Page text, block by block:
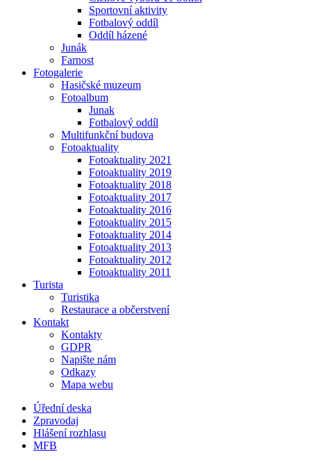
Sportovní aktivity
Fotbalový oddíl
Oddíl házené
Junák
Farnost
Fotogalerie
Hasičské muzeum
Fotoalbum
Junak
Fotbalový oddíl
Multifunkční budova
Fotoaktuality
Fotoaktuality 2021
Fotoaktuality 2019
Fotoaktuality 2018
Fotoaktuality 2017
Fotoaktuality 2016
Fotoaktuality 2015
Fotoaktuality 2014
Fotoaktuality 2013
Fotoaktuality 2012
Fotoaktuality 2011
Turista
Turistika
Restaurace a občerstvení
Kontakt
Kontakty
GDPR
Napište nám
Odkazy
Mapa webu
Úřední deska
Zpravodaj
Hlášení rozhlasu
MFB